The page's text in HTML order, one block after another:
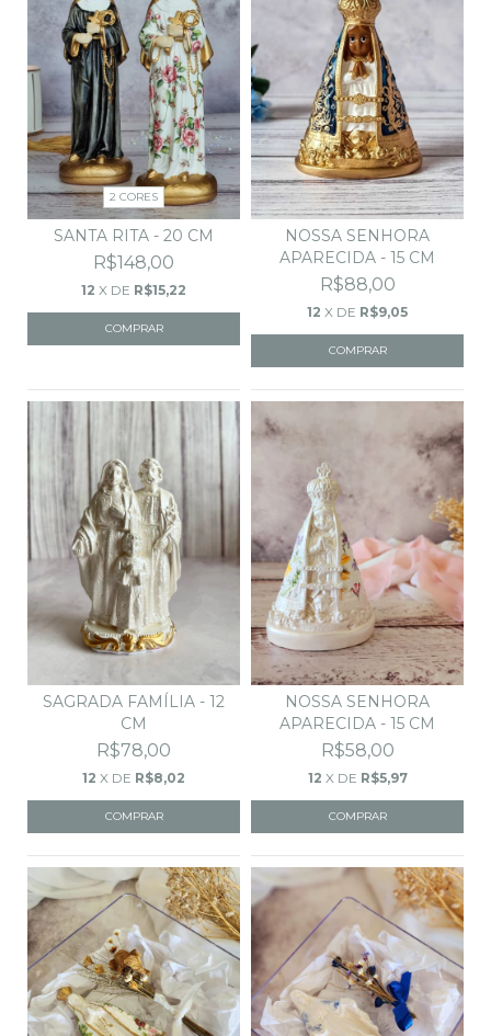
2 CORES
SANTA RITA - 20 CM
R$148,00
12 X DE R$15,22
COMPRAR
NOSSA SENHORA
APARECIDA - 15 CM
R$88,00
12 X DE R$9,05
SAGRADA FAMÍLIA - 12
CM
R$78,00
12 X DE R$8,02
NOSSA SENHORA
APARECIDA - 15 CM
R$58,00
12 X DE R$5,97